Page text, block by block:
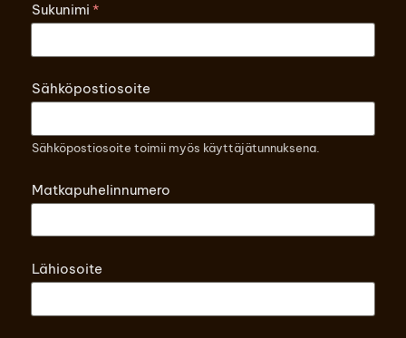
Sukunimi *
Sähköpostiosoite
Sähköpostiosoite toimii myös käyttäjätunnuksena.
Matkapuhelinnumero
Lähiosoite